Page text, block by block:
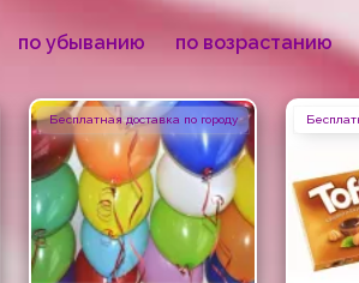
по убыванию по возрастанию
Бесплатная доставка по городу